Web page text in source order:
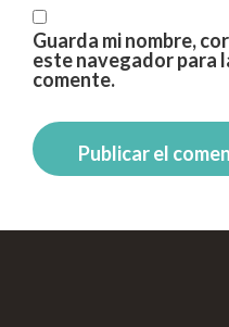
Guarda mi nombre,
este navegador para
comente.